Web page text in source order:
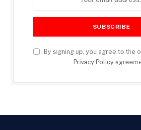
By signing up, you agree to the
Privacy Policy